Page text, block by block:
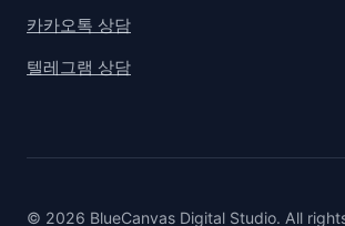
카카오톡 상담
텔레그램 상담
© 2026 BlueCanvas Digital Studio. All